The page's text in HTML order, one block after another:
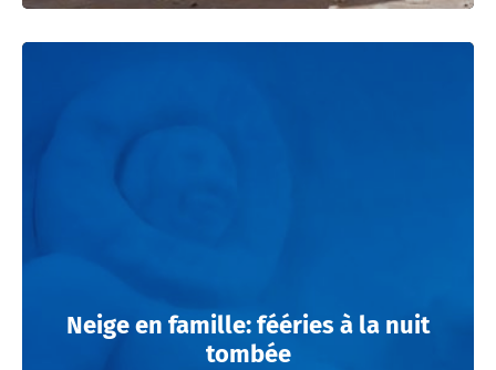
Neige en famille: fééries à la nuit
tombée